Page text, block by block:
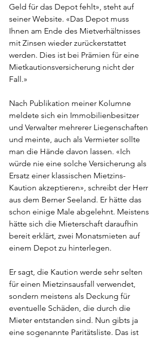
Geld für das Depot fehlt», steht auf
seiner Website. «Das Depot muss
Ihnen am Ende des Mietverhältnisses
mit Zinsen wieder zurückerstattet
werden. Dies ist bei Prämien für eine
Mietkautionsversicherung nicht der
Fall.»
Nach Publikation meiner Kolumne
meldete sich ein Immobilienbesitzer
und Verwalter mehrerer Liegenschaften
und meinte, auch als Vermieter sollte
man die Hände davon lassen. «Ich
würde nie eine solche Versicherung als
Ersatz einer klassischen Mietzins-
Kaution akzeptieren», schreibt der Herr
aus dem Berner Seeland. Er hätte das
schon einige Male abgelehnt. Meistens
hätte sich die Mieterschaft daraufhin
bereit erklärt, zwei Monatsmieten auf
einem Depot zu hinterlegen.
Er sagt, die Kaution werde sehr selten
für einen Mietzinsausfall verwendet,
sondern meistens als Deckung für
eventuelle Schäden, die durch die
Mieter entstanden sind. Nun gibts ja
eine sogenannte Paritätsliste. Das ist